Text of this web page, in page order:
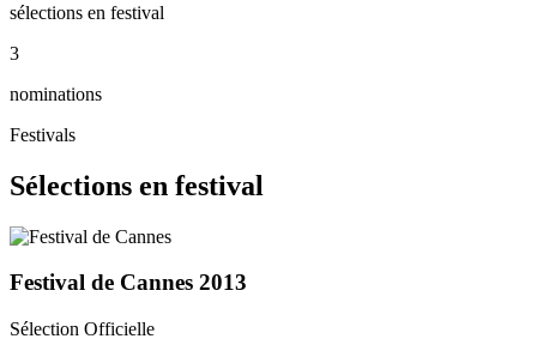
sélections en festival
3
nominations
Festivals
Sélections en festival
Festival de Cannes 2013
Sélection Officielle